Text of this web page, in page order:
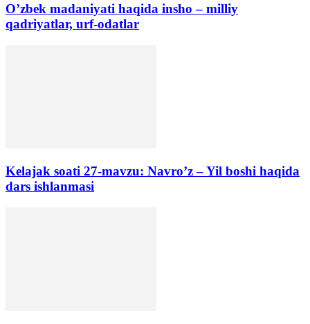
O’zbek madaniyati haqida insho – milliy
qadriyatlar, urf-odatlar
Kelajak soati 27-mavzu: Navro’z – Yil boshi haqida
dars ishlanmasi